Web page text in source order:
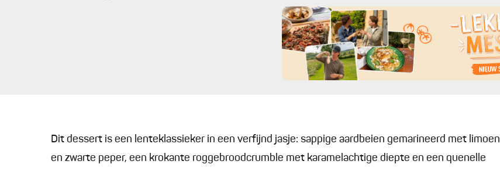
Dit dessert is een lenteklassieker in een verfijnd jasje: sappige aardbeien gemarineerd met limoen
en zwarte peper, een krokante roggebroodcrumble met karamelachtige diepte en een quenelle